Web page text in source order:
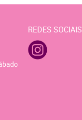
REDES SOCIAIS